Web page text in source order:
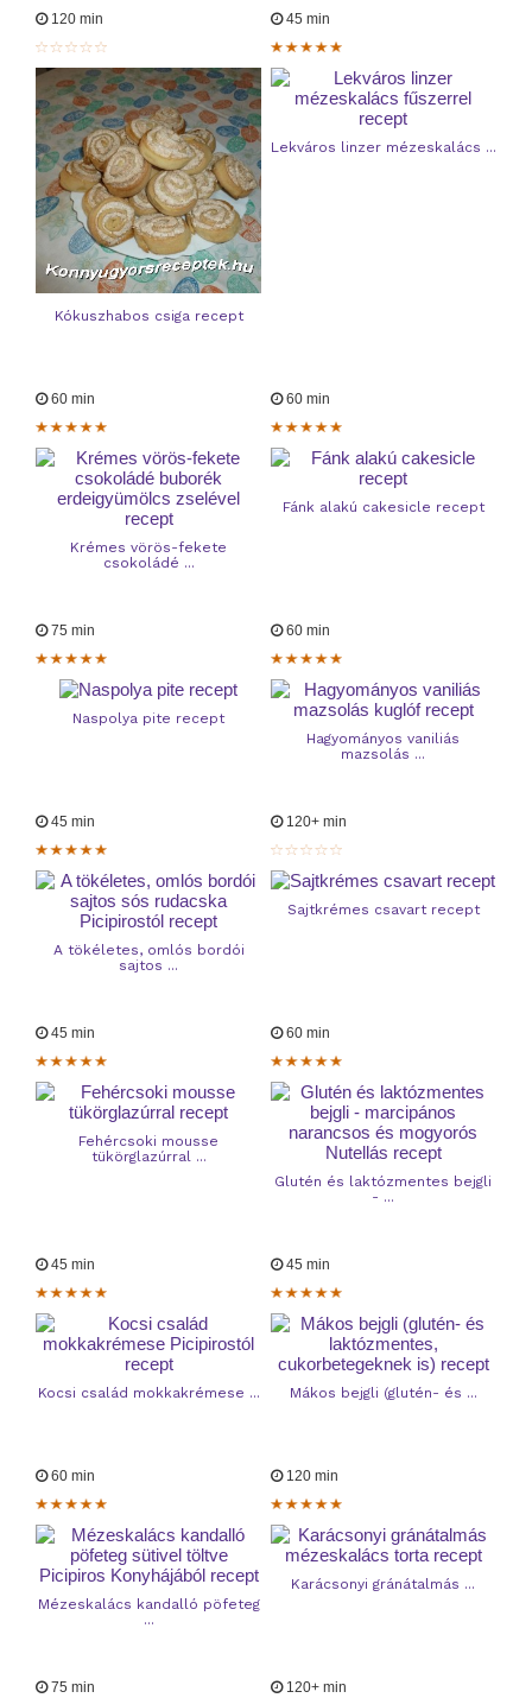
120 min
Kókuszhabos csiga recept
45 min
Lekváros linzer mézeskalács ...
60 min
Krémes vörös-fekete
csokoládé ...
60 min
Fánk alakú cakesicle recept
75 min
Naspolya pite recept
60 min
Hagyományos vaniliás
mazsolás ...
45 min
A tökéletes, omlós bordói
sajtos ...
120+ min
Sajtkrémes csavart recept
45 min
Fehércsoki mousse
tükörglazúrral ...
60 min
Glutén és laktózmentes bejgli
- ...
45 min
Kocsi család mokkakrémese ...
45 min
Mákos bejgli (glutén- és ...
60 min
Mézeskalács kandalló pöfeteg
...
120 min
Karácsonyi gránátalmás ...
75 min 120+ min